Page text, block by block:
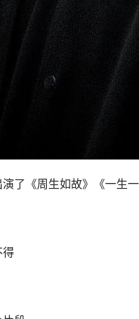
了《周生如故》《一生
得